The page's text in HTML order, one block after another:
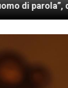
dietro le